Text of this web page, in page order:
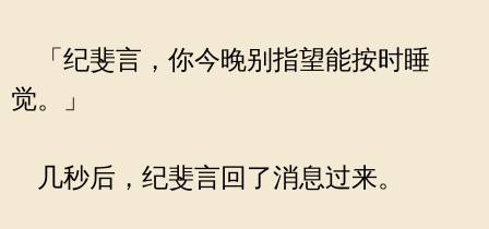
「纪斐言，你今晚别指望能按时睡
觉。」
几秒后，纪斐言回了消息过来。